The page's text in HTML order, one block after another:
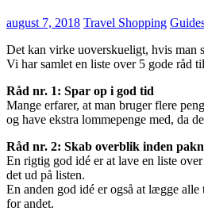
august 7, 2018 Travel Shopping
Det kan virke uoverskueligt, hvis man
Vi har samlet en liste over 5 gode råd
Råd nr. 1: Spar op i god tid
Mange erfarer, at man bruger flere
og have ekstra lommepenge med, da
Råd nr. 2: Skab overblik inden
En rigtig god idé er at lave en liste
det ud på listen.
En anden god idé er også at lægge
for andet.